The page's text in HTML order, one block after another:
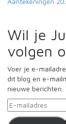
Wil je
volgen
Voer je e-
dit blog en e-
nieuwe berichten.
E-
mailadres